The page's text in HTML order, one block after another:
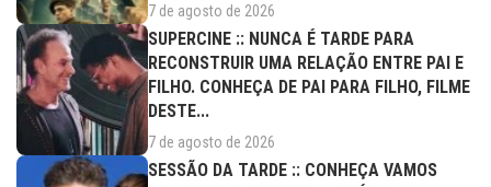
7 de agosto de 2026
SUPERCINE :: NUNCA É TARDE PARA
RECONSTRUIR UMA RELAÇÃO ENTRE PAI E
FILHO. CONHEÇA DE PAI PARA FILHO, FILME
DESTE...
7 de agosto de 2026
SESSÃO DA TARDE :: CONHEÇA VAMOS